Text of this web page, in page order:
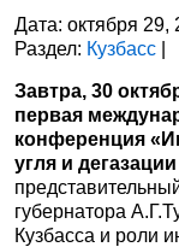
Дата: октября 29,
Раздел: Кузбасс |
Завтра, 30
первая
конференция
угля и
губернатора
Кузбасса и роли